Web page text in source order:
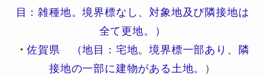
目：雑種地。境界標なし、対象地及び隣接地は
全て更地。）
・佐賀県 （地目：宅地。境界標一部あり、隣
接地の一部に建物がある土地。
）